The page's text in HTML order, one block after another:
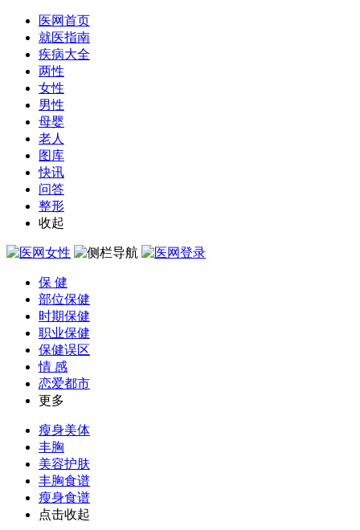
医网首页
就医指南
疾病大全
两性
女性
男性
母婴
老人
图库
快讯
问答
整形
收起
保 健
部位保健
时期保健
职业保健
保健误区
情 感
恋爱都市
更多
瘦身美体
丰胸
美容护肤
丰胸食谱
瘦身食谱
点击收起